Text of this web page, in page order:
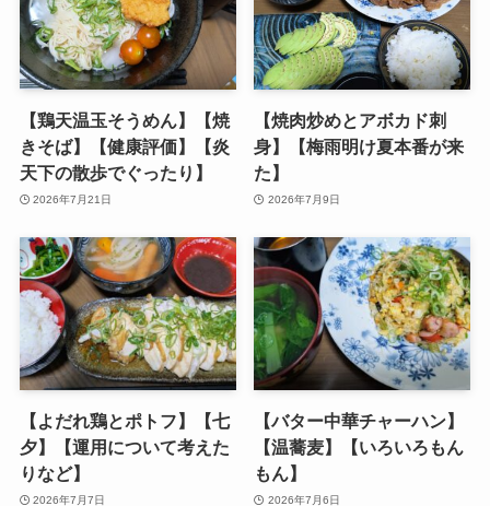
【鶏天温玉そうめん】【焼
きそば】【健康評価】【炎
天下の散歩でぐったり】
2026年7月21日
【焼肉炒めとアボカド刺
身】【梅雨明け夏本番が来
た】
2026年7月9日
【よだれ鶏とポトフ】【七
夕】【運用について考えた
りなど】
2026年7月7日
【バター中華チャーハン】
【温蕎麦】【いろいろもん
もん】
2026年7月6日